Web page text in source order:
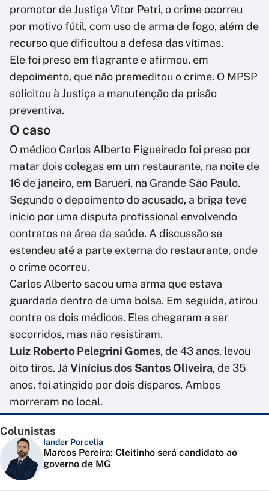
promotor de Justiça Vitor Petri, o crime ocorreu
por motivo fútil, com uso de arma de fogo, além de
recurso que dificultou a defesa das vítimas.
Ele foi preso em flagrante e afirmou, em
depoimento, que não premeditou o crime. O MPSP
solicitou à Justiça a manutenção da prisão
preventiva.
O caso
O médico Carlos Alberto Figueiredo foi preso por
matar dois colegas em um restaurante, na noite de
16 de janeiro, em Barueri, na Grande São Paulo.
Segundo o depoimento do acusado, a briga teve
início por uma disputa profissional envolvendo
contratos na área da saúde. A discussão se
estendeu até a parte externa do restaurante, onde
o crime ocorreu.
Carlos Alberto sacou uma arma que estava
guardada dentro de uma bolsa. Em seguida, atirou
contra os dois médicos. Eles chegaram a ser
socorridos, mas não resistiram.
Luiz Roberto Pelegrini Gomes, de 43 anos, levou
oito tiros. Já Vinícius dos Santos Oliveira, de 35
anos, foi atingido por dois disparos. Ambos
morreram no local.
Colunistas
Iander Porcella
Marcos Pereira: Cleitinho será candidato ao
governo de MG